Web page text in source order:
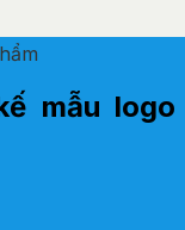
mẫu logo